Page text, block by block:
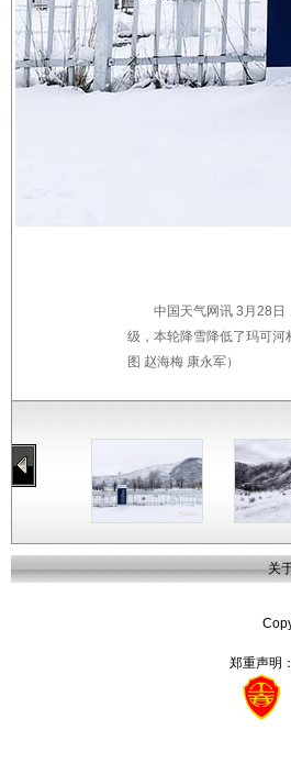
中国天气网讯 3月28日
级，本轮降雪降低了玛可
图 赵海梅 康永军）
关
郑重声明